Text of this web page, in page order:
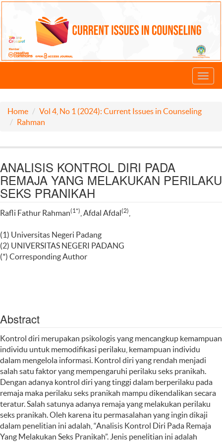
Home
Vol 4, No 1 (2024): Current Issues in Counseling
Rahman
ANALISIS KONTROL DIRI PADA
REMAJA YANG MELAKUKAN PERILAKU
SEKS PRANIKAH
Rafli Fathur Rahman(1*) , Afdal Afdal(2)
(1) Universitas Negeri Padang
(2) UNIVERSITAS NEGERI PADANG
(*) Corresponding Author
Abstract
Kontrol diri merupakan psikologis yang mencangkup kemampuan
individu untuk memodifikasi perilaku, kemampuan individu
dalam mengelola informasi. Kontrol diri yang rendah menjadi
salah satu faktor yang mempengaruhi perilaku seks pranikah.
Dengan adanya kontrol diri yang tinggi dalam berperilaku pada
remaja maka perilaku seks pranikah mampu dikendalikan secara
teratur. Salah satunya adanya remaja yang melakukan perilaku
seks pranikah. Oleh karena itu permasalahan yang ingin dikaji
dalam penelitian ini adalah, “Analisis Kontrol Diri Pada Remaja
Yang Melakukan Seks Pranikah”. Jenis penelitian ini adalah